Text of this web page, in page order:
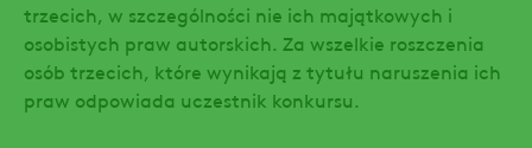
trzecich, w szczególności nie ich majątkowych i
osobistych praw autorskich. Za wszelkie roszczenia
osób trzecich, które wynikają z tytułu naruszenia ich
praw odpowiada uczestnik konkursu.